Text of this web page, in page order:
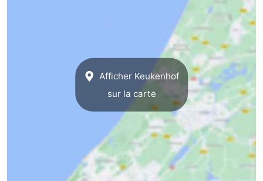
Afficher Keukenhof
sur la carte